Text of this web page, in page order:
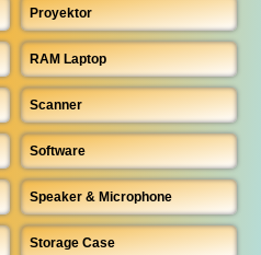
Proyektor
RAM Laptop
Scanner
Software
Speaker & Microphone
Storage Case